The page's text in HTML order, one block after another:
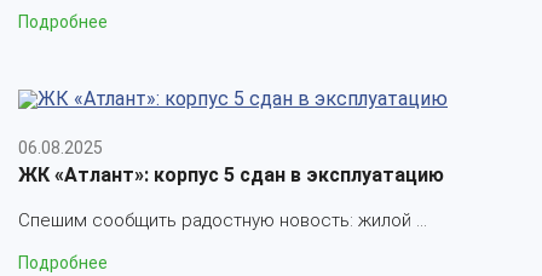
Подробнее
06.08.2025
ЖК «Атлант»: корпус 5 сдан в эксплуатацию
Спешим сообщить радостную новость: жилой ...
Подробнее